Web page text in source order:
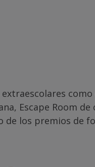
Escape Room
los premios de